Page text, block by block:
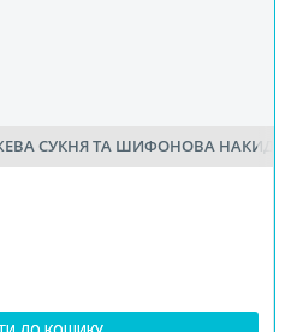
СУКНЯ ТА ШИФОНОВА